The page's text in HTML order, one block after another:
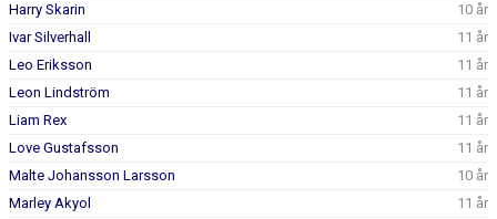
Harry Skarin
10 år
Ivar Silverhall
11 år
Leo Eriksson
11 år
Leon Lindström
11 år
Liam Rex
11 år
Love Gustafsson
11 år
Malte Johansson Larsson
10 år
Marley Akyol
11 år